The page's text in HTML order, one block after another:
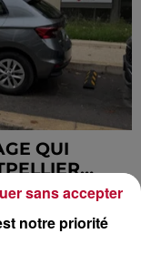
QUI
notre priorité
sans accepter